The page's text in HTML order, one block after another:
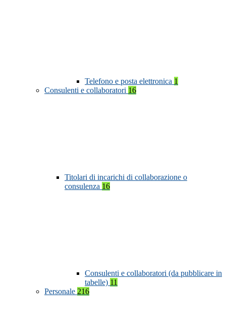
Telefono e posta elettronica 1
Consulenti e collaboratori 16
Titolari di incarichi di collaborazione o
consulenza 16
Consulenti e collaboratori (da pubblicare in
tabelle) 11
Personale 216